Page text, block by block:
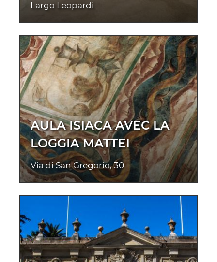
Largo Leopardi
AULA ISIACA AVEC LA
LOGGIA MATTEI
Via di San Gregorio, 30